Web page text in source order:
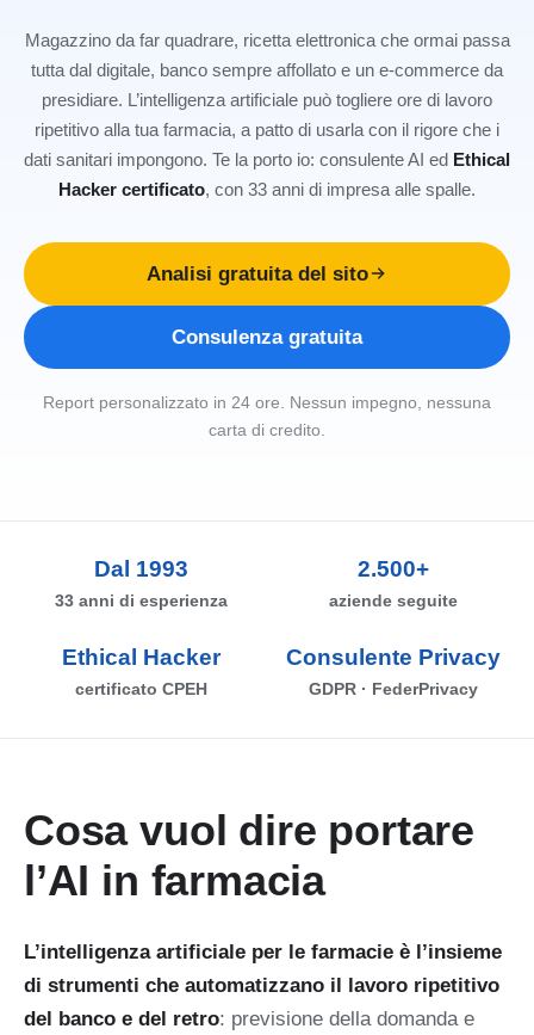
Magazzino da far quadrare, ricetta elettronica che ormai passa
tutta dal digitale, banco sempre affollato e un e-commerce da
presidiare. L’intelligenza artificiale può togliere ore di lavoro
ripetitivo alla tua farmacia, a patto di usarla con il rigore che i
dati sanitari impongono. Te la porto io: consulente AI ed Ethical
Hacker certificato, con 33 anni di impresa alle spalle.
Analisi gratuita del sito
Consulenza gratuita
Report personalizzato in 24 ore. Nessun impegno, nessuna
carta di credito.
Dal 1993
33 anni di esperienza
2.500+
aziende seguite
Ethical Hacker
certificato CPEH
Consulente Privacy
GDPR · FederPrivacy
Cosa vuol dire portare
l’AI in farmacia
L’intelligenza artificiale per le farmacie è l’insieme
di strumenti che automatizzano il lavoro ripetitivo
del banco e del retro: previsione della domanda e